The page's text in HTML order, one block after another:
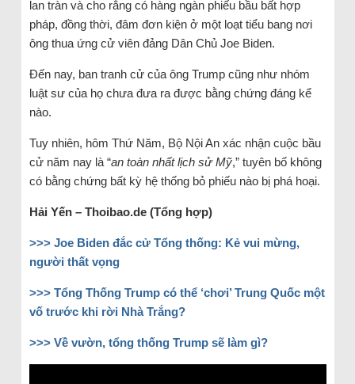
lan tràn và cho rằng có hàng ngàn phiếu bầu bất hợp
pháp, đồng thời, đâm đơn kiện ở một loạt tiểu bang nơi
ông thua ứng cử viên đảng Dân Chủ Joe Biden.
Đến nay, ban tranh cử của ông Trump cũng như nhóm
luật sư của họ chưa đưa ra được bằng chứng đáng kể
nào.
Tuy nhiên, hôm Thứ Năm, Bộ Nội An xác nhận cuộc bầu
cử năm nay là “an toàn nhất lịch sử Mỹ,” tuyên bố không
có bằng chứng bất kỳ hệ thống bỏ phiếu nào bị phá hoại.
Hải Yến – Thoibao.de (Tổng hợp)
>>> Joe Biden đắc cử Tổng thống: Kẻ vui mừng,
người thất vọng
>>> Tổng Thống Trump có thể ‘chơi’ Trung Quốc một
vố trước khi rời Nhà Trắng?
>>> Về vườn, tổng thống Trump sẽ làm gì?